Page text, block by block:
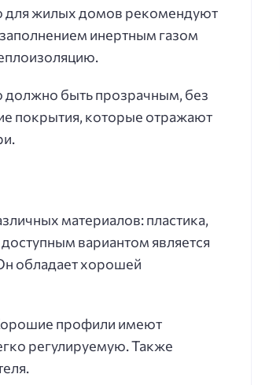
для жилых домов рекомендуют
инертным газом
должно быть прозрачным, без
покрытия, которые отражают
материалов: пластика,
вариантом является
обладает хорошей
профили имеют
регулируемую. Также